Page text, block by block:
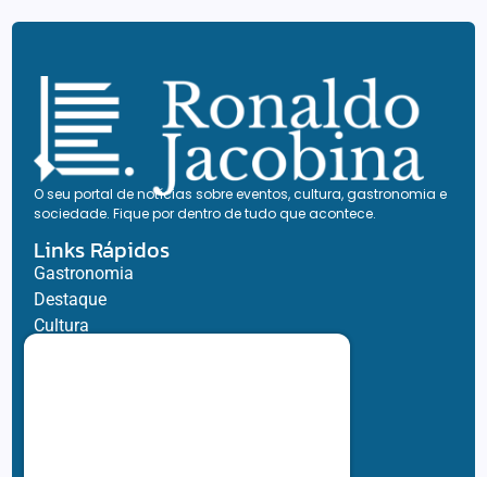
O seu portal de notícias sobre eventos, cultura, gastronomia e
sociedade. Fique por dentro de tudo que acontece.
Links Rápidos
Gastronomia
Destaque
Cultura